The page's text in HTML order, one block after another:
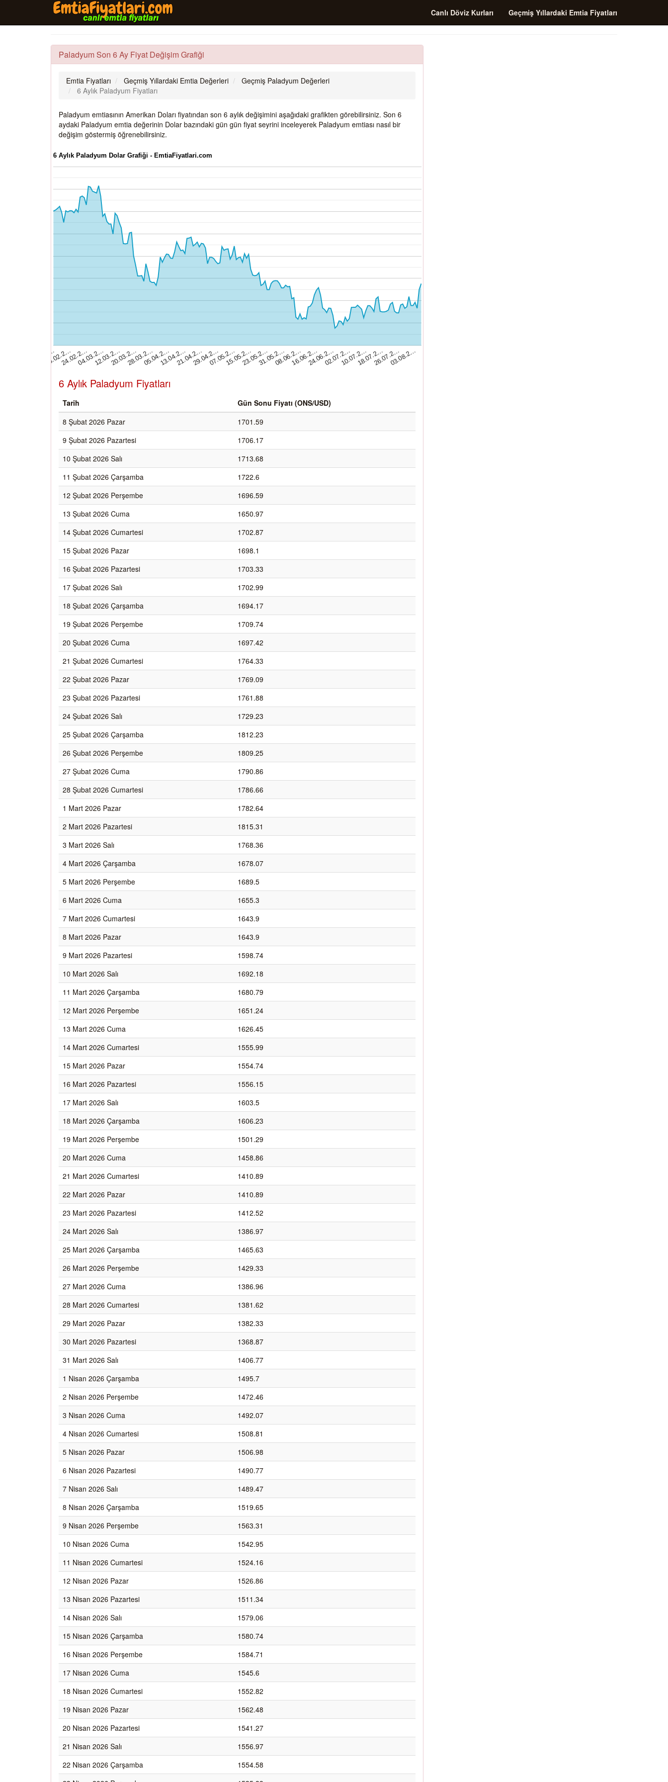
Canlı Döviz Kurları Geçmiş Yıllardaki Emtia Fiyatları
Paladyum Son 6 Ay Fiyat Değişim Grafiği
Emtia Fiyatları Geçmiş Yıllardaki Emtia Değerleri
Geçmiş Paladyum Değerleri
6 Aylık Paladyum Fiyatları
Paladyum emtiasının Amerikan Doları fiyatından son 6 aylık değişimini aşağıdaki grafikten görebilirsiniz. Son 6
aydaki Paladyum emtia değerinin Dolar bazındaki gün gün fiyat seyrini inceleyerek Paladyum emtiası nasıl bir
değişim göstermiş öğrenebilirsiniz.
6 Aylık Paladyum Dolar Grafiği - EmtiaFiyatlari.com
08.02.2…16.02.2…
24.02.2…04.03.2…12.03.2…20.03.2…28.03.2…05.04.2…13.04.2…21.04.2…29.04.2…07.05.2…15.05.2…23.05.2…31.05.2…08.06.2…16.06.2…24.06.2…02.07.2…10.07.2…18.07.2…26.07.2…03.08.2…
6 Aylık Paladyum Fiyatları
Tarih
Gün Sonu Fiyatı (ONS/USD)
8 Şubat 2026 Pazar
1701.59
9 Şubat 2026 Pazartesi
1706.17
10 Şubat 2026 Salı
1713.68
11 Şubat 2026 Çarşamba
1722.6
12 Şubat 2026 Perşembe
1696.59
13 Şubat 2026 Cuma
1650.97
14 Şubat 2026 Cumartesi
1702.87
15 Şubat 2026 Pazar
1698.1
16 Şubat 2026 Pazartesi
1703.33
17 Şubat 2026 Salı
1702.99
18 Şubat 2026 Çarşamba
1694.17
19 Şubat 2026 Perşembe
1709.74
20 Şubat 2026 Cuma
1697.42
21 Şubat 2026 Cumartesi
1764.33
22 Şubat 2026 Pazar
1769.09
23 Şubat 2026 Pazartesi
1761.88
24 Şubat 2026 Salı
1729.23
25 Şubat 2026 Çarşamba
1812.23
26 Şubat 2026 Perşembe
1809.25
27 Şubat 2026 Cuma
1790.86
28 Şubat 2026 Cumartesi
1786.66
1 Mart 2026 Pazar
1782.64
2 Mart 2026 Pazartesi
1815.31
3 Mart 2026 Salı
1768.36
4 Mart 2026 Çarşamba
1678.07
5 Mart 2026 Perşembe
1689.5
6 Mart 2026 Cuma
1655.3
7 Mart 2026 Cumartesi
1643.9
8 Mart 2026 Pazar
1643.9
9 Mart 2026 Pazartesi
1598.74
10 Mart 2026 Salı
1692.18
11 Mart 2026 Çarşamba
1680.79
12 Mart 2026 Perşembe
1651.24
13 Mart 2026 Cuma
1626.45
14 Mart 2026 Cumartesi
1555.99
15 Mart 2026 Pazar
1554.74
16 Mart 2026 Pazartesi
1556.15
17 Mart 2026 Salı
1603.5
18 Mart 2026 Çarşamba
1606.23
19 Mart 2026 Perşembe
1501.29
20 Mart 2026 Cuma
1458.86
21 Mart 2026 Cumartesi
1410.89
22 Mart 2026 Pazar
1410.89
23 Mart 2026 Pazartesi
1412.52
24 Mart 2026 Salı
1386.97
25 Mart 2026 Çarşamba
1465.63
26 Mart 2026 Perşembe
1429.33
27 Mart 2026 Cuma
1386.96
28 Mart 2026 Cumartesi
1381.62
29 Mart 2026 Pazar
1382.33
30 Mart 2026 Pazartesi
1368.87
31 Mart 2026 Salı
1406.77
1 Nisan 2026 Çarşamba
1495.7
2 Nisan 2026 Perşembe
1472.46
3 Nisan 2026 Cuma
1492.07
4 Nisan 2026 Cumartesi
1508.81
5 Nisan 2026 Pazar
1506.98
6 Nisan 2026 Pazartesi
1490.77
7 Nisan 2026 Salı
1489.47
8 Nisan 2026 Çarşamba
1519.65
9 Nisan 2026 Perşembe
1563.31
10 Nisan 2026 Cuma
1542.95
11 Nisan 2026 Cumartesi
1524.16
12 Nisan 2026 Pazar
1526.86
13 Nisan 2026 Pazartesi
1511.34
14 Nisan 2026 Salı
1579.06
15 Nisan 2026 Çarşamba
1580.74
16 Nisan 2026 Perşembe
1584.71
17 Nisan 2026 Cuma
1545.6
18 Nisan 2026 Cumartesi
1552.82
19 Nisan 2026 Pazar
1562.48
20 Nisan 2026 Pazartesi
1541.27
21 Nisan 2026 Salı
1556.97
22 Nisan 2026 Çarşamba
1554.58